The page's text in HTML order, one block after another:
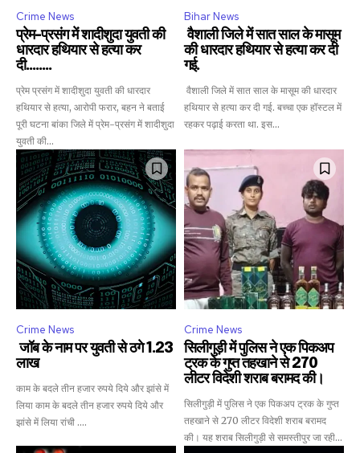
Crime News
प्रेम-प्रसंग में शादीशुदा युवती की
धारदार हथियार से हत्या कर
दी……..
प्रेम प्रसंग में शादीशुदा युवती की धारदार
हथियार से हत्या, आरोपी फरार, बहन ने बताई
पूरी घटना बांका जिले में प्रेम-प्रसंग में शादीशुदा
युवती की...
Bihar News
वैशाली जिले में सात साल के मासूम
की धारदार हथियार से हत्या कर दी
गई.
वैशाली जिले में सात साल के मासूम की धारदार
हथियार से हत्या कर दी गई. बच्चा एक हॉस्टल में
रहकर पढ़ाई करता था. इस...
Crime News
जॉब के नाम पर युवती से ठगे 1.23
लाख
काम के बदले तीन हजार रुपये दिये और झांसे में
लिया काम के बदले तीन हजार रुपये दिये और
झांसे में लिया रांची ....
Crime News
सिलीगुड़ी में पुलिस ने एक पिकअप
ट्रक के गुप्त तहखाने से 270
लीटर विदेशी शराब बरामद की।
सिलीगुड़ी में पुलिस ने एक पिकअप ट्रक के गुप्त
तहखाने से 270 लीटर विदेशी शराब बरामद
की। यह शराब सिलीगुड़ी से समस्तीपुर जा रही...